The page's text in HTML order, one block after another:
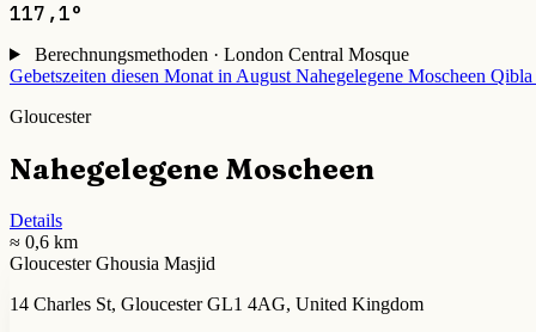
117,1°
Berechnungsmethoden · London Central Mosque
Gebetszeiten diesen Monat in August Nahegelegene Moscheen Qibla
Gloucester
Nahegelegene Moscheen
Details
≈ 0,6 km
Gloucester Ghousia Masjid
14 Charles St, Gloucester GL1 4AG, United Kingdom